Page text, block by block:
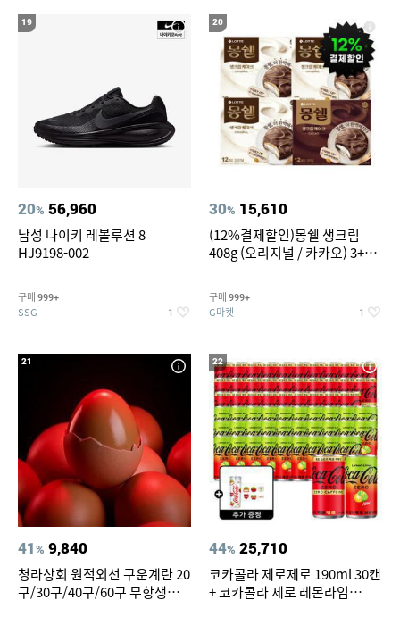
19
20% 56,960
남성 나이키 레볼루션 8
HJ9198-002
구매 999+
SSG 1
20
30% 15,610
(12%결제할인)몽쉘 생크림
408g (오리지널 / 카카오) 3+1
구매 999+
G마켓 1
21
41% 9,840
청라상회 원적외선 구운계란 20
구/30구/40구/60구 무항생제
22
44% 25,710
코카콜라 제로제로 190ml 30캔
+ 코카콜라 제로 레몬라임